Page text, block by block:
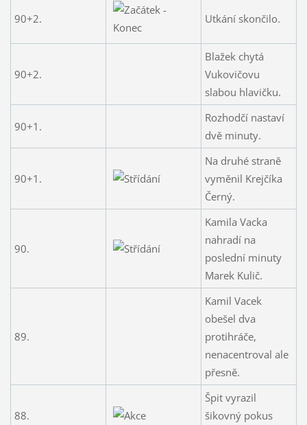
90+2. Utkání skončilo.
90+2.
Blažek chytá
Vukovičovu
slabou hlavičku.
90+1.
Rozhodčí nastaví
dvě minuty.
90+1.
Na druhé straně
vyměnil Krejčíka
Černý.
90.
Kamila Vacka
nahradí na
poslední minuty
Marek Kulič.
89.
Kamil Vacek
obešel dva
protihráče,
nenacentroval ale
přesně.
88.
Špit vyrazil
šikovný pokus